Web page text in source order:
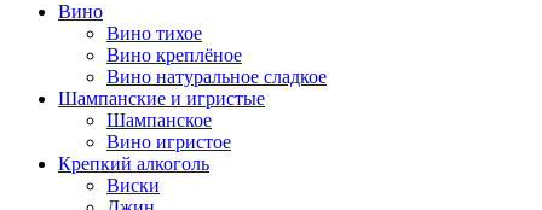
Вино
Вино тихое
Вино креплёное
Вино натуральное сладкое
Шампанские и игристые
Шампанское
Вино игристое
Крепкий алкоголь
Виски